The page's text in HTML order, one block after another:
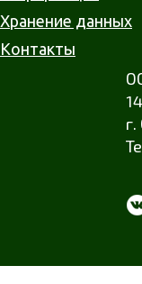
Хранение данных
Контакты